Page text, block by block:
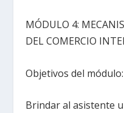
MÓDULO 4:
DEL COMERCIO
Objetivos del módulo:
Brindar al asistente